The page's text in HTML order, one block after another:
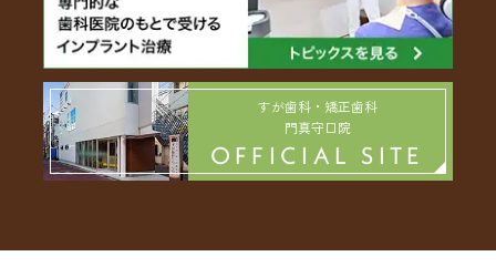
すが歯科・矯正歯科
門真守口院
OFFICIAL SITE